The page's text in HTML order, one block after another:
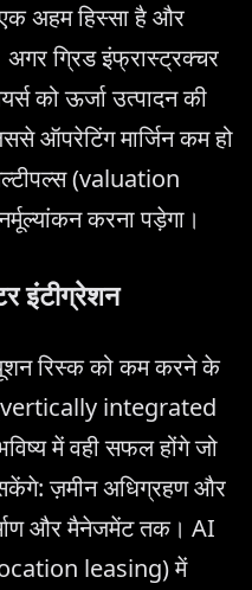
अहम हिस्सा है और
अगर ग्रिड इंफ्रास्ट्रक्चर
को ऊर्जा उत्पादन की
ऑपरेटिंग मार्जिन कम हो
(valuation
करना पड़ेगा।
इंटीग्रेशन
रिस्क को कम करने के
(vertically integrated
में वही सफल होंगे जो
ज़मीन अधिग्रहण और
और मैनेजमेंट तक। AI
leasing) में